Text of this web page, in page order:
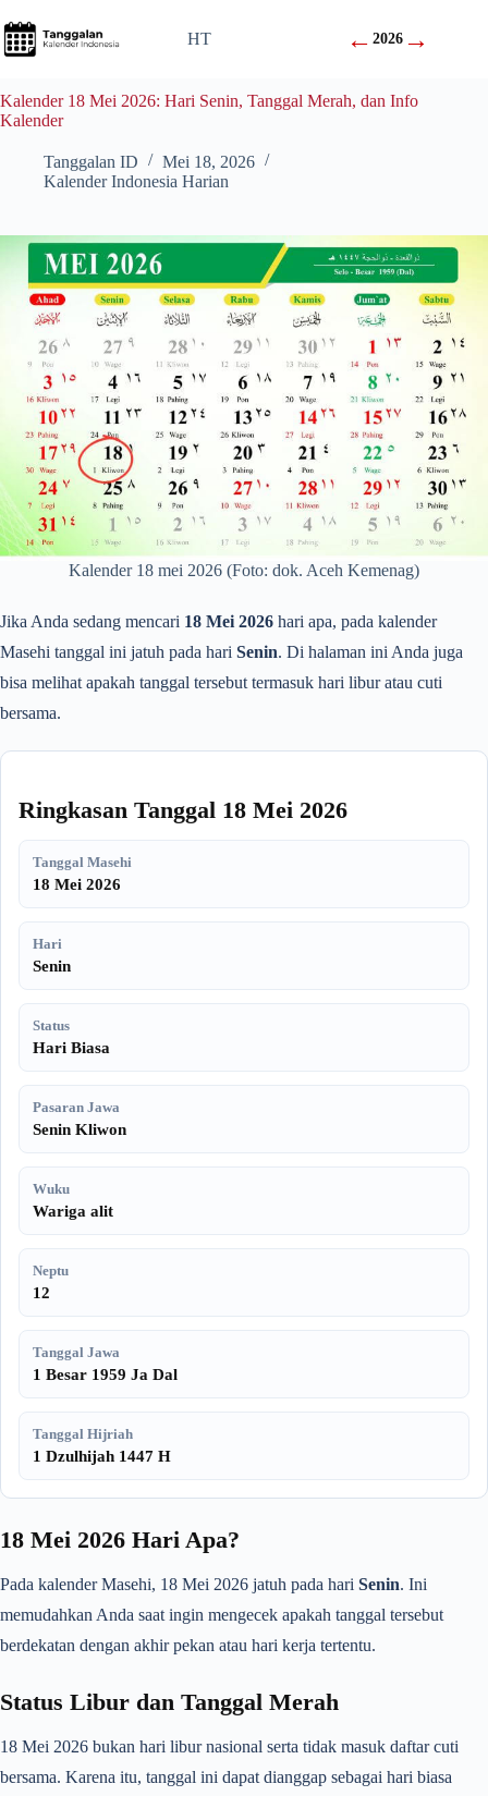
to
content
HT ←2026 →
Kalender 18 Mei 2026: Hari Senin, Tanggal Merah, dan Info
Kalender
Tanggalan ID
Mei 18, 2026
Kalender Indonesia Harian
Kalender 18 mei 2026 (Foto: dok. Aceh Kemenag)
Jika Anda sedang mencari 18 Mei 2026 hari apa, pada kalender
Masehi tanggal ini jatuh pada hari Senin. Di halaman ini Anda juga
bisa melihat apakah tanggal tersebut termasuk hari libur atau cuti
bersama.
Ringkasan Tanggal 18 Mei 2026
Tanggal Masehi
18 Mei 2026
Hari
Senin
Status
Hari Biasa
Pasaran Jawa
Senin Kliwon
Wuku
Wariga alit
Neptu
12
Tanggal Jawa
1 Besar 1959 Ja Dal
Tanggal Hijriah
1 Dzulhijah 1447 H
18 Mei 2026 Hari Apa?
Pada kalender Masehi, 18 Mei 2026 jatuh pada hari Senin. Ini
memudahkan Anda saat ingin mengecek apakah tanggal tersebut
berdekatan dengan akhir pekan atau hari kerja tertentu.
Status Libur dan Tanggal Merah
18 Mei 2026 bukan hari libur nasional serta tidak masuk daftar cuti
bersama. Karena itu, tanggal ini dapat dianggap sebagai hari biasa